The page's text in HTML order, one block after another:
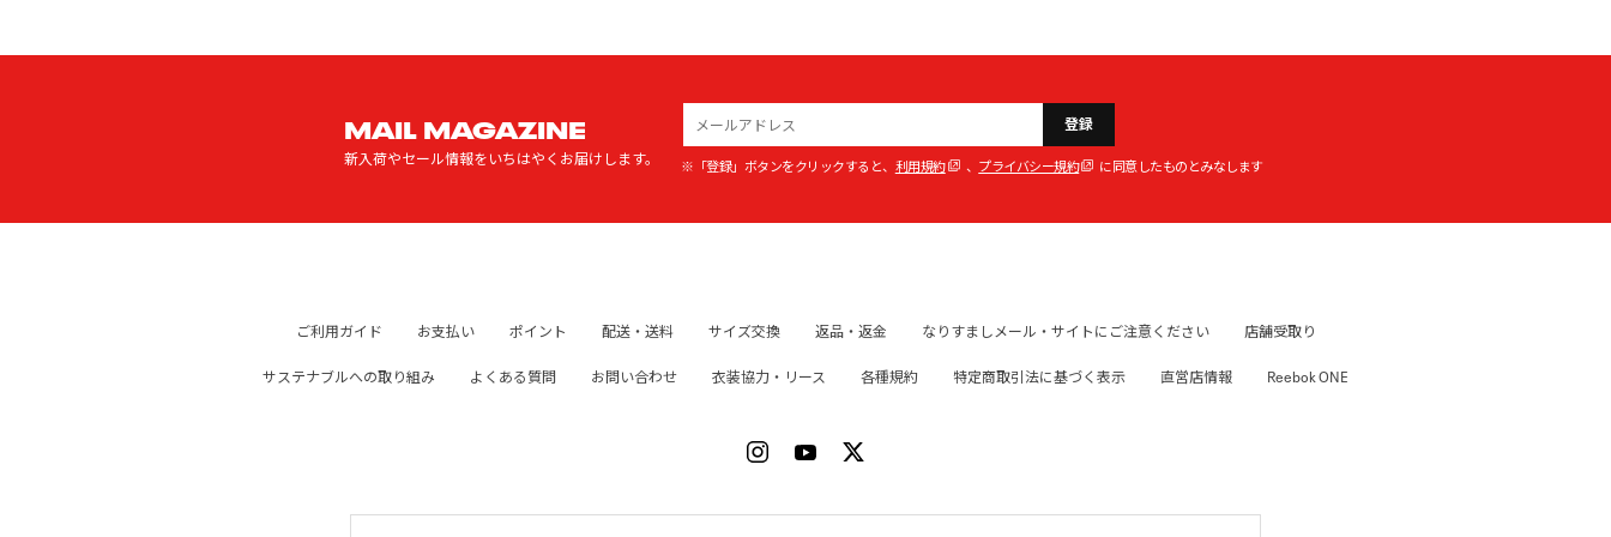
MAIL MAGAZINE
新入荷やセール情報をいちはやくお届けします。
登録
※「登録」ボタンをクリックすると、 利用規約 、 プライバシー規約 に同意したものとみなします
ご利用ガイド お支払い ポイント 配送・送料 サイズ交換 返品・返金 なりすましメール・サイトにご注意ください 店舗受取り
サステナブルへの取り組み よくある質問 お問い合わせ 衣装協力・リース 各種規約 特定商取引法に基づく表示 直営店情報 Reebok ONE